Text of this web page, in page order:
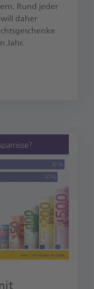
Rund jeder
daher
Jahr.